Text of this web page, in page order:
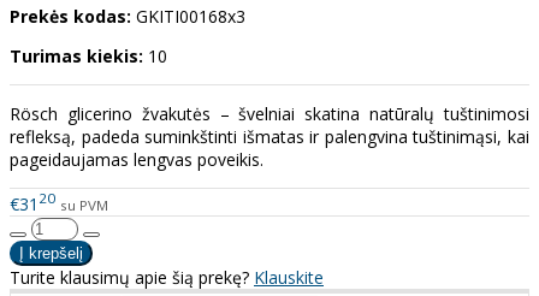
Prekės kodas: GKITI00168x3
Turimas kiekis: 10
Rösch glicerino žvakutės – švelniai skatina natūralų tuštinimosi
refleksą, padeda suminkštinti išmatas ir palengvina tuštinimąsi, kai
pageidaujamas lengvas poveikis.
€31 20 su PVM
Turite klausimų apie šią prekę? Klauskite